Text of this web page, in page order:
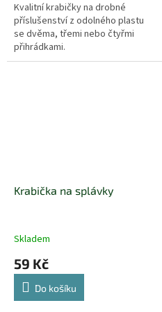
Kvalitní krabičky na drobné
příslušenství z odolného plastu
se dvěma, třemi nebo čtyřmi
přihrádkami.
Krabička na splávky
Skladem
59 Kč
Do košíku